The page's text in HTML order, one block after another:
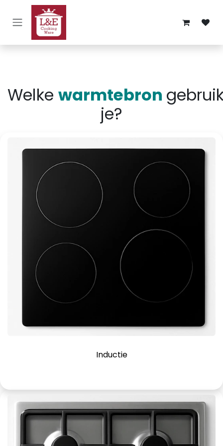
Overslaan naar inhoud
Welke warmtebron
je?
Inductie